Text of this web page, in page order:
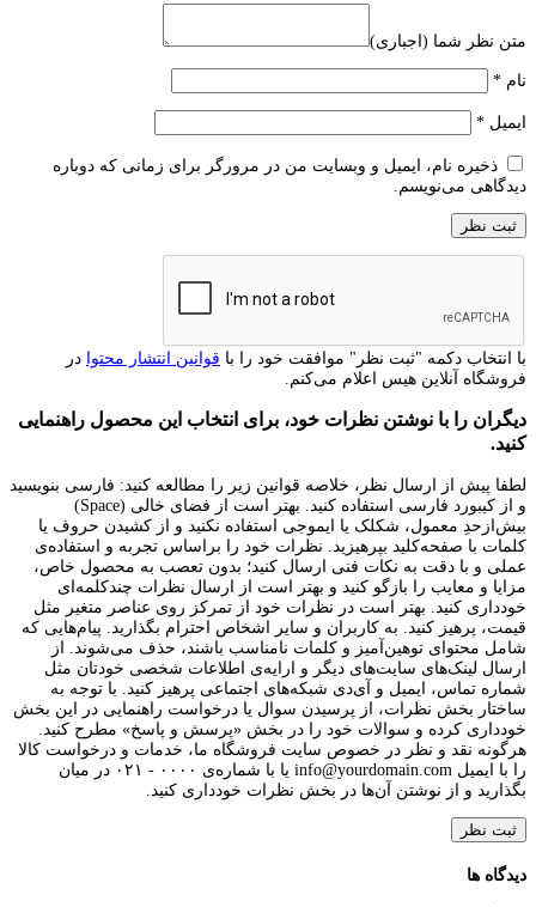
متن نظر شما (اجباری)
نام *
ایمیل *
ذخیره نام، ایمیل و وبسایت من در مرورگر برای زمانی که دوباره
دیدگاهی می‌نویسم.
با انتخاب دکمه "ثبت نظر" موافقت خود را با قوانین انتشار محتوا در
فروشگاه آنلاین هیس اعلام می‌کنم.
دیگران را با نوشتن نظرات خود، برای انتخاب این محصول راهنمایی
کنید.
لطفا پیش از ارسال نظر، خلاصه قوانین زیر را مطالعه کنید: فارسی بنویسید
و از کیبورد فارسی استفاده کنید. بهتر است از فضای خالی (Space)
بیش‌از‌حدِ معمول، شکلک یا ایموجی استفاده نکنید و از کشیدن حروف یا
کلمات با صفحه‌کلید بپرهیزید. نظرات خود را براساس تجربه و استفاده‌ی
عملی و با دقت به نکات فنی ارسال کنید؛ بدون تعصب به محصول خاص،
مزایا و معایب را بازگو کنید و بهتر است از ارسال نظرات چندکلمه‌‌ای
خودداری کنید. بهتر است در نظرات خود از تمرکز روی عناصر متغیر مثل
قیمت، پرهیز کنید. به کاربران و سایر اشخاص احترام بگذارید. پیام‌هایی که
شامل محتوای توهین‌آمیز و کلمات نامناسب باشند، حذف می‌شوند. از
ارسال لینک‌های سایت‌های دیگر و ارایه‌ی اطلاعات شخصی خودتان مثل
شماره تماس، ایمیل و آی‌دی شبکه‌های اجتماعی پرهیز کنید. با توجه به
ساختار بخش نظرات، از پرسیدن سوال یا درخواست راهنمایی در این بخش
خودداری کرده و سوالات خود را در بخش «پرسش و پاسخ» مطرح کنید.
هرگونه نقد و نظر در خصوص سایت فروشگاه ما، خدمات و درخواست کالا
را با ایمیل info@yourdomain.com یا با شماره‌ی ۰۰۰۰ - ۰۲۱ در میان
بگذارید و از نوشتن آن‌ها در بخش نظرات خودداری کنید.
ثبت نظر
دیدگاه ها